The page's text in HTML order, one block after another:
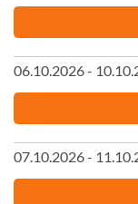
06.10.2026 -
07.10.2026 -